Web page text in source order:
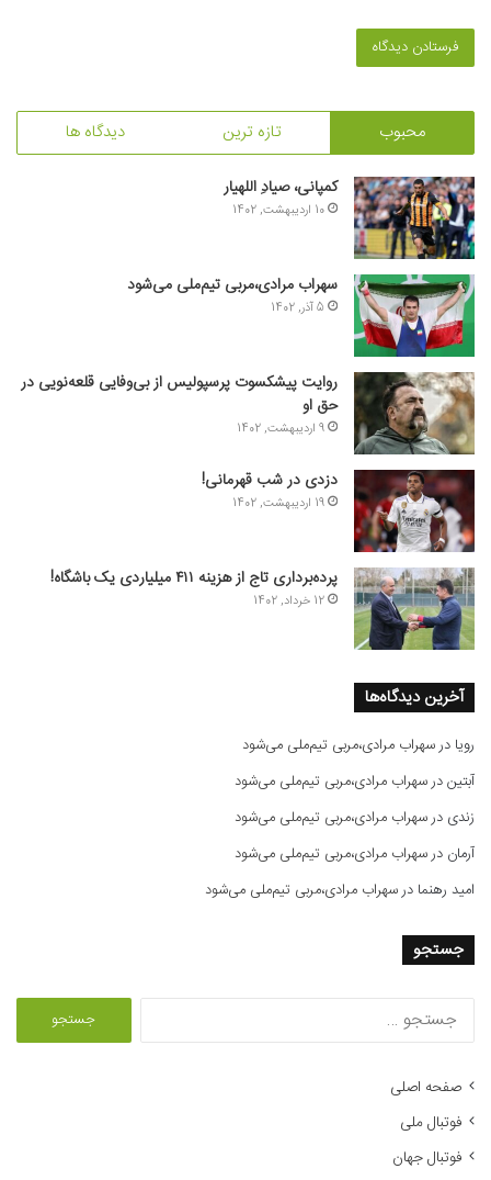
محبوب تازه ترین دیدگاه ها
کمپانی، صیادِ اللهیار
10 اردیبهشت, 1402
سهراب مرادی،مربی تیم‌ملی می‌شود
5 آذر, 1402
روایت پیشکسوت پرسپولیس از بی‌وفایی قلعه‌نویی در
حق او
9 اردیبهشت, 1402
دزدی در شب قهرمانی!
19 اردیبهشت, 1402
پرده‌برداری تاج از هزینه ۴۱۱ میلیاردی یک باشگاه!
12 خرداد, 1402
آخرین دیدگاه‌ها
رویا درسهراب مرادی،مربی تیم‌ملی می‌شود
آبتیندرسهراب مرادی،مربی تیم‌ملی می‌شود
زندی درسهراب مرادی،مربی تیم‌ملی می‌شود
آرمان درسهراب مرادی،مربی تیم‌ملی می‌شود
امید رهنما درسهراب مرادی،مربی تیم‌ملی می‌شود
جستجو
صفحه اصلی
فوتبال ملی
فوتبال جهان